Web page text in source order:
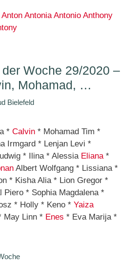
Anton Antonia Antonio Anthony
Woche 29/2020 –
Mohamad, …
Bielefeld
* Calvin * Mohamad Tim *
Irmgard * Lenjan Levi *
* Ilina * Alessia Eliana*
Albert Wolfgang * Lissiana *
* Kisha Alia * Lion Gregor *
Piero * Sophia Magdalena *
* Holly * Keno * Yaiza
May Linn * Enes * Eva Marija *